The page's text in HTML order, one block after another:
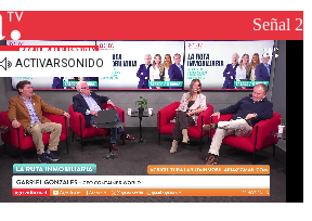
reconstrucciónSeñal 2